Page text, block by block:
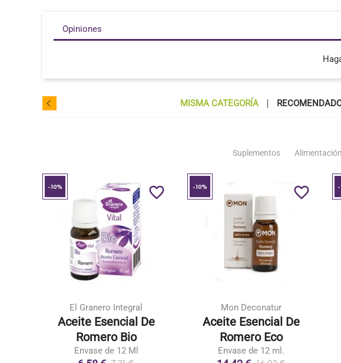
Opiniones
MISMA CATEGORÍA
Suplementos Alimentación
-10%
El Granero Integral
Aceite Esencial De
Romero Bio
Envase de 12 Ml
favorite_border -10%
Mon Deconatur
Aceite Esencial De
Romero Eco
Envase de 12 ml.
favorite_border